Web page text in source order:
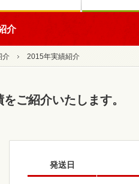
介
介 2015年実績紹介
ご紹介いたします。
発送日